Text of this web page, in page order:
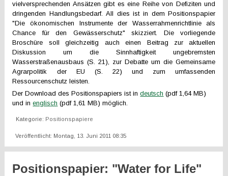
vielversprechenden Ansätzen gibt es eine Reihe von Defiziten und
dringenden Handlungsbedarf. All dies ist in dem Positionspapier
"Die ökonomischen Instrumente der Wasserrahmenrichtlinie als
Chance für den Gewässerschutz" skizziert. Die vorliegende
Broschüre soll gleichzeitig auch einen Beitrag zur aktuellen
Diskussion um die Sinnhaftigkeit ungebremsten
Wasserstraßenausbaus (S. 21), zur Debatte um die Gemeinsame
Agrarpolitik der EU (S. 22) und zum umfassenden
Ressourcenschutz leisten.
Der Download des Positionspapiers ist indeutsch (pdf 1,64 MB)
und inenglisch (pdf 1,61 MB) möglich.
Kategorie: Positionspapiere
Veröffentlicht: Montag, 13. Juni 2011 08:35
Positionspapier: "Water for Life"